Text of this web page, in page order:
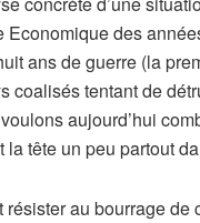
des
ans de guerre (la
coalisés tentant de
aujourd’hui
tête un peu partout
résister au bourrage